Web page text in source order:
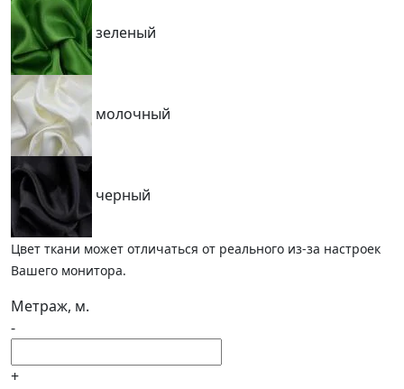
зеленый
молочный
черный
Цвет ткани может отличаться от реального из-за настроек
Вашего монитора.
Метраж, м.
-
+